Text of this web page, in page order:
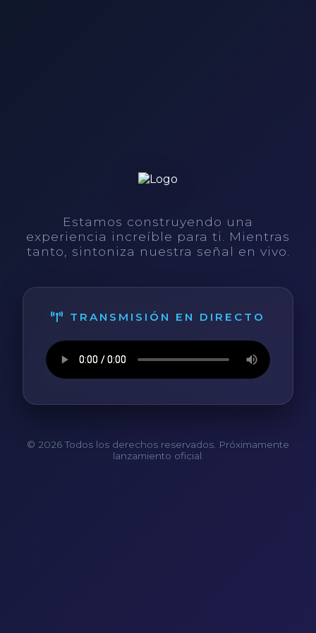
Estamos construyendo una
experiencia increíble para ti. Mientras
tanto, sintoniza nuestra señal en vivo.
TRANSMISIÓN EN DIRECTO
© 2026 Todos los derechos reservados. Próximamente
lanzamiento oficial.